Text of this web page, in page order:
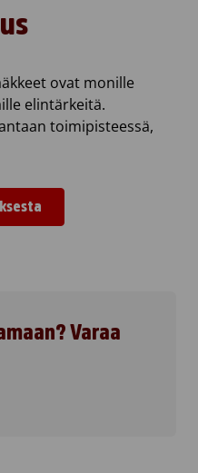
ovat monille
elintärkeitä.
toimipisteessä,
Varaa